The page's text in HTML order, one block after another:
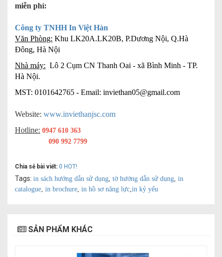
miễn phí:
Công ty TNHH In Việt Hàn
Văn Phòng: Khu LK20A.LK20B, P.Dương Nội, Q.Hà
Đông, Hà Nội
Nhà máy: Lô 2 Cụm CN Thanh Oai - xã Bình Minh - TP.
Hà Nội.
MST: 0101642765 - Email: inviethan05@gmail.com
Website: www.inviethanjsc.com
Hotline: 0947 610 363
090 992 7799
Chia sẻ bài viết: 0 HOT!
Tags: in sách hướng dẫn sử dụng, tờ hướng dẫn sử dụng, in
catalogue, in brochure, in hồ sơ năng lực,in kỷ yếu
SẢN PHẨM KHÁC